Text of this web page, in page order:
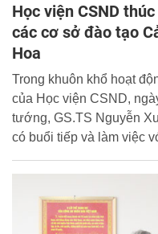
Học viện CSND
các cơ sở đào tạo
Hoa
Trong khuôn khổ hoạt
của Học viện CSND,
tướng, GS.TS Nguyễn
có buổi tiếp và làm việc
Cộng hòa nhân dân